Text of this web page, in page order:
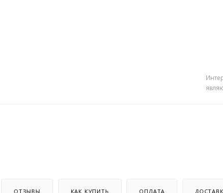
ОТЗЫВЫ КАК КУПИТЬ ОПЛАТА